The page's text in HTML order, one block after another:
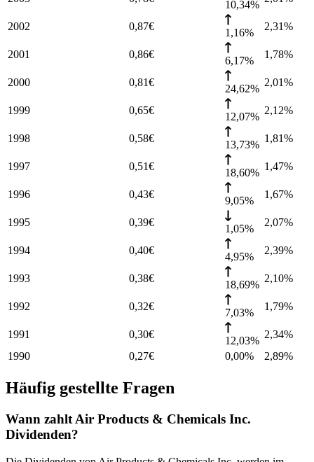
10,34%
2002 0,87€
1,16%
2,31%
2001 0,86€
6,17%
1,78%
2000 0,81€
24,62%
2,01%
1999 0,65€
12,07%
2,12%
1998 0,58€
13,73%
1,81%
1997 0,51€
18,60%
1,47%
1996 0,43€
9,05%
1,67%
1995 0,39€
1,05%
2,07%
1994 0,40€
4,95%
2,39%
1993 0,38€
18,69%
2,10%
1992 0,32€
7,03%
1,79%
1991 0,30€
12,03%
2,34%
1990
0,27€ 0,00% 2,89%
Häufig gestellte Fragen
Wann zahlt Air Products & Chemicals Inc.
Dividenden?